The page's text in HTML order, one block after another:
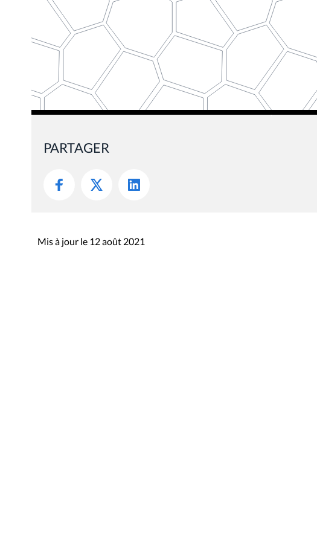
PARTAGER
Mis à jour le 12 août 2021